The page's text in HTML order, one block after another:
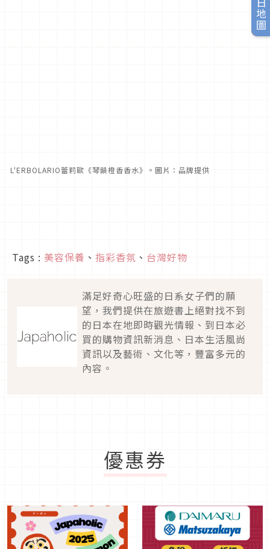
L'ERBOLARIO蕾莉歐《琴韻橙香香水》。圖片：品牌提供
Tags : 美容保養 、 指彩香氛 、 台灣好物
滿足好奇心旺盛的日系女子們的願
望，我們提供在旅遊書上絕對找不到
的日本在地即時觀光情報、到日本必
買的購物資訊新消息、日本生活風尚
資訊以及藝術、文化等，豐富多元的
內容。
優惠券